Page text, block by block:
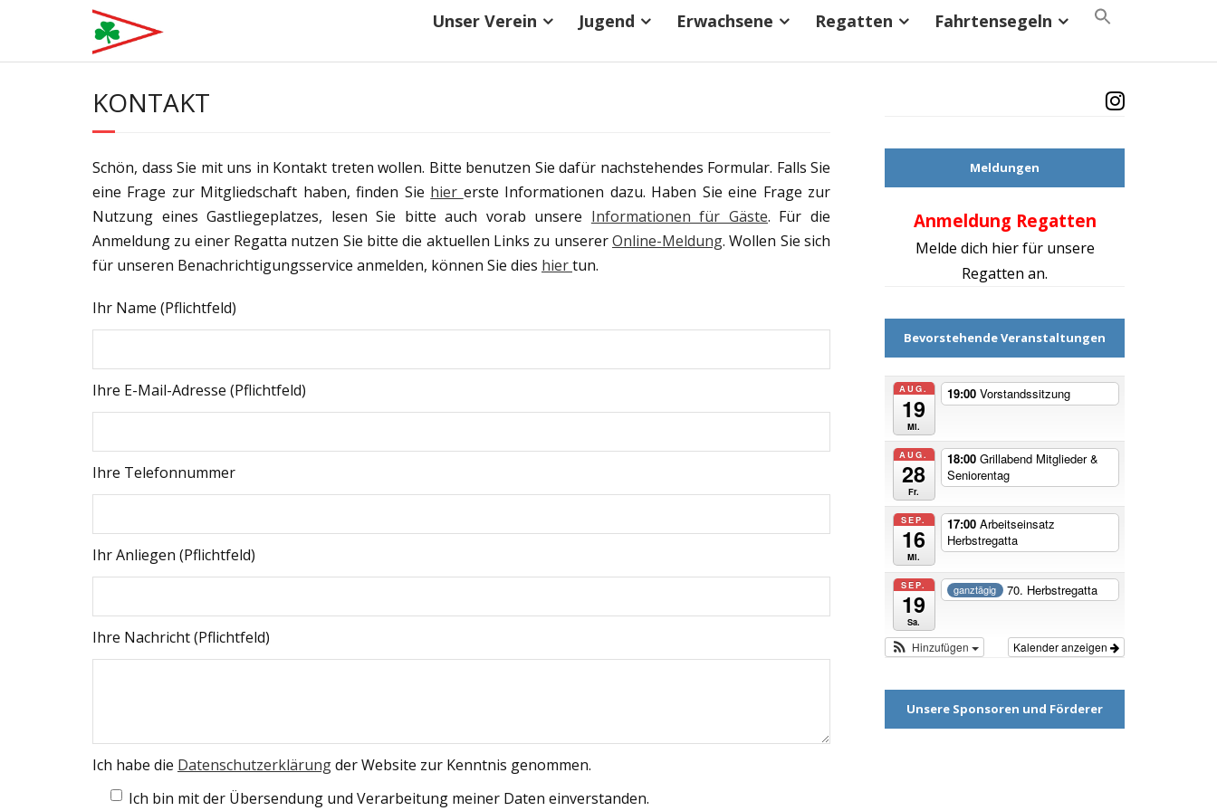
content
Unser Verein Jugend Erwachsene Regatten Fahrtensegeln
KONTAKT
Schön, dass Sie mit uns in Kontakt treten wollen. Bitte benutzen Sie dafür nachstehendes Formular. Falls Sie
eine Frage zur Mitgliedschaft haben, finden Sie hier erste Informationen dazu. Haben Sie eine Frage zur
Nutzung eines Gastliegeplatzes, lesen Sie bitte auch vorab unsere Informationen für Gäste. Für die
Anmeldung zu einer Regatta nutzen Sie bitte die aktuellen Links zu unsererOnline-Meldung. Wollen Sie sich
für unseren Benachrichtigungsservice anmelden, können Sie dies hiertun.
Ihr Name (Pflichtfeld)
Ihre E-Mail-Adresse (Pflichtfeld)
Ihre Telefonnummer
Ihr Anliegen (Pflichtfeld)
Ihre Nachricht (Pflichtfeld)
Ich habe die Datenschutzerklärungder Website zur Kenntnis genommen.
Ich bin mit der Übersendung und Verarbeitung meiner Daten einverstanden.
Meldungen
Anmeldung Regatten
Melde dich hier für unsere
Regatten an.
Bevorstehende Veranstaltungen
AUG.
19
Mi.
19:00 Vorstandssitzung
AUG.
28
Fr.
18:00 Grillabend Mitglieder &
Seniorentag
SEP.
16
Mi.
17:00 Arbeitseinsatz
Herbstregatta
SEP.
19
Sa.
ganztägig 70. Herbstregatta
Kalender anzeigen
Hinzufügen
Unsere Sponsoren und Förderer